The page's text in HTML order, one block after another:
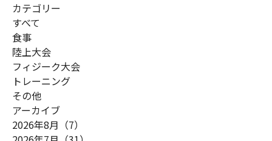
カテゴリー
すべて
食事
陸上大会
フィジーク大会
トレーニング
その他
アーカイブ
2026年8月（7）